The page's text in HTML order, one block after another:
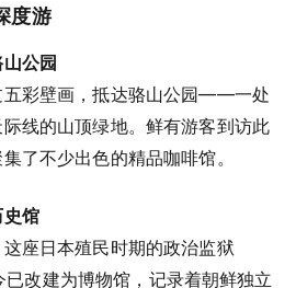
度游
山公园
五彩壁画，抵达骆山公园——一处
线的山顶绿地。鲜有游客到访此
了不少出色的精品咖啡馆。
馆
座日本殖民时期的政治监狱
已改建为博物馆，记录着朝鲜独立